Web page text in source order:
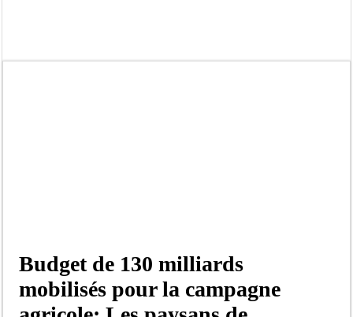
Budget de 130 milliards
mobilisés pour la campagne